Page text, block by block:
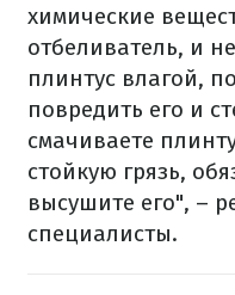
химические
отбеливатель, и
плинтус влагой,
повредить его и
смачиваете
стойкую грязь,
высушите его", –
специалисты.